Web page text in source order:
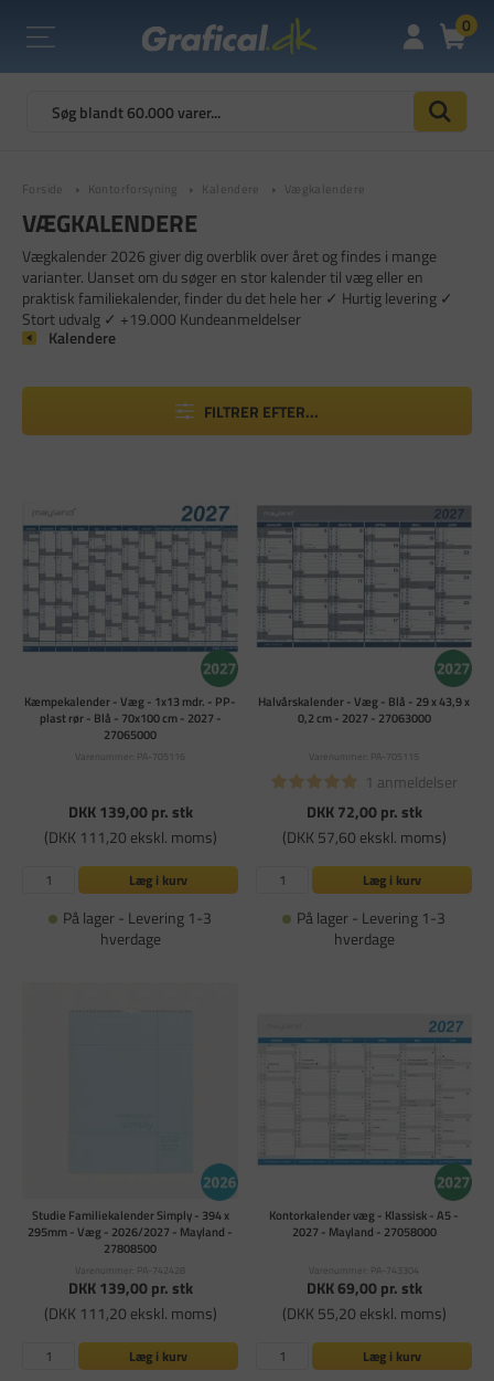
0
Forside Kontorforsyning Kalendere Vægkalendere
VÆGKALENDERE
Vægkalender 2026 giver dig overblik over året og findes i mange
varianter. Uanset om du søger en stor kalender til væg eller en
praktisk familiekalender, finder du det hele her ✓ Hurtig levering ✓
Stort udvalg ✓ +19.000 Kundeanmeldelser
Kalendere
FILTRER EFTER...
Kæmpekalender - Væg - 1x13 mdr. - PP-
plast rør - Blå - 70x100 cm - 2027 -
27065000
Varenummer: PA-705116
DKK 139,00pr. stk
(DKK 111,20 ekskl. moms)
Læg i kurv
På lager - Levering 1-3
hverdage
Halvårskalender - Væg - Blå - 29 x 43,9 x
0,2 cm - 2027 - 27063000
Varenummer: PA-705115
1 anmeldelser
DKK 72,00pr. stk
(DKK 57,60 ekskl. moms)
Læg i kurv
På lager - Levering 1-3
hverdage
Studie Familiekalender Simply - 394 x
295mm - Væg - 2026/2027 - Mayland -
27808500
Varenummer: PA-742428
DKK 139,00pr. stk
(DKK 111,20 ekskl. moms)
Læg i kurv
Kontorkalender væg - Klassisk - A5 -
2027 - Mayland - 27058000
Varenummer: PA-743304
DKK 69,00pr. stk
(DKK 55,20 ekskl. moms)
Læg i kurv